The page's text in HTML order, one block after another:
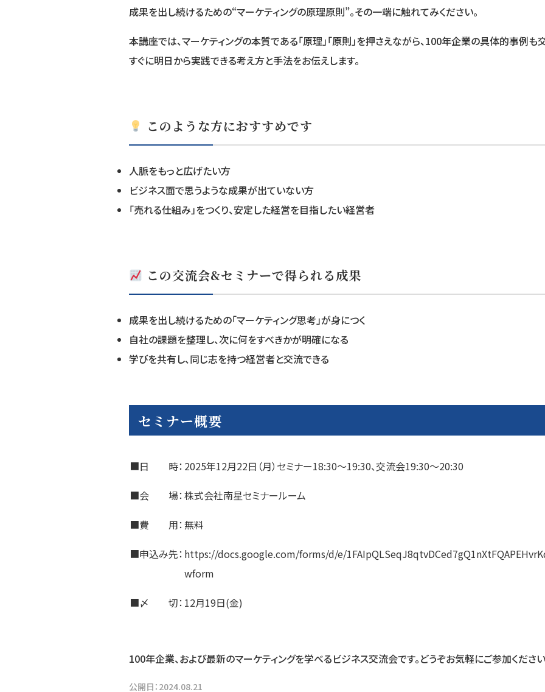
成果を出し続けるための“マーケティングの原理原則”。その一端に触れてみください。
本講座では、マーケティングの本質である「原理」「原則」を押さえながら、100年企業の具体的事例も
すぐに明日から実践できる考え方と手法をお伝えします。
このような方におすすめです
人脈をもっと広げたい方
ビジネス面で思うような成果が出ていない方
「売れる仕組み」をつくり、安定した経営を目指したい経営者
この交流会&セミナーで得られる成果
成果を出し続けるための「マーケティング思考」が身につく
自社の課題を整理し、次に何をすべきかが明確になる
学びを共有し、同じ志を持つ経営者と交流できる
セミナー概要
■日 時： 2025年12月22日（月）セミナー18:30～19:30、交流会19:30～20:30
■会 場：株式会社南星セミナールーム
■費 用：無料
■申込み先： https://docs.google.com/forms/d/e/
wform
■〆 切： 12月19日(金)
100年企業、および最新のマーケティングを学べるビジネス交流会です。どうぞお気軽にご参加ください
公開日： 2024.08.21